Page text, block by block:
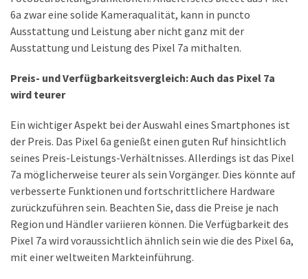
internationale
Karte?
USED
CATEGORIES
Handys
(31)
DSL
(23)
Tablets
Multimedia
6a zwar eine solide Kameraqualität, kann in puncto
Ausstattung und Leistung aber nicht ganz mit der
Ausstattung und Leistung des Pixel 7a mithalten.
Preis- und Verfügbarkeitsvergleich: Auch das Pixel 7a
wird teurer
Ein wichtiger Aspekt bei der Auswahl eines Smartphones ist
der Preis. Das Pixel 6a genießt einen guten Ruf hinsichtlich
seines Preis-Leistungs-Verhältnisses. Allerdings ist das Pixel
7a möglicherweise teurer als sein Vorgänger. Dies könnte auf
verbesserte Funktionen und fortschrittlichere Hardware
zurückzuführen sein. Beachten Sie, dass die Preise je nach
Region und Händler variieren können. Die Verfügbarkeit des
Pixel 7a wird voraussichtlich ähnlich sein wie die des Pixel 6a,
mit einer weltweiten Markteinführung.